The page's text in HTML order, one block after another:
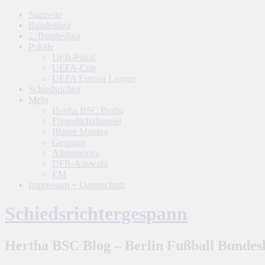
Startseite
Bundesliga
2. Bundesliga
Pokale
DFB-Pokal
UEFA-Cup
UEFA Europa League
Schiedsrichter
Mehr
Hertha BSC Berlin
Freundschaftsspiel
Blauer Montag
Gespann
Allgemeines
DFB-Auswahl
EM
Impressum + Datenschutz
Schiedsrichtergespann
Hertha BSC Blog – Berlin Fußball